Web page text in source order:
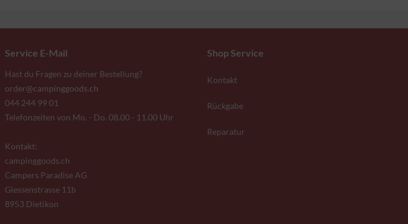
Service E-Mail
Hast du Fragen zu deiner Bestellung?
order@campinggoods.ch
044 244 99 01
Telefonzeiten von Mo. - Do. 08.00 - 11.00 Uhr
Kontakt:
campinggoods.ch
Campers Paradise AG
Giessenstrasse 11b
8953 Dietikon
Shop Service
Kontakt
Rückgabe
Reparatur